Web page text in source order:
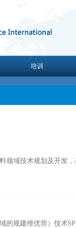
培训
领域技术规划及开发
规建维优营）技术